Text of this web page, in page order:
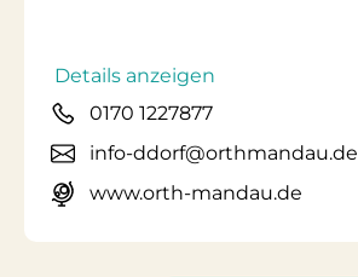
Details anzeigen
0170 1227877
info-ddorf@orthmandau.de
www.orth-mandau.de